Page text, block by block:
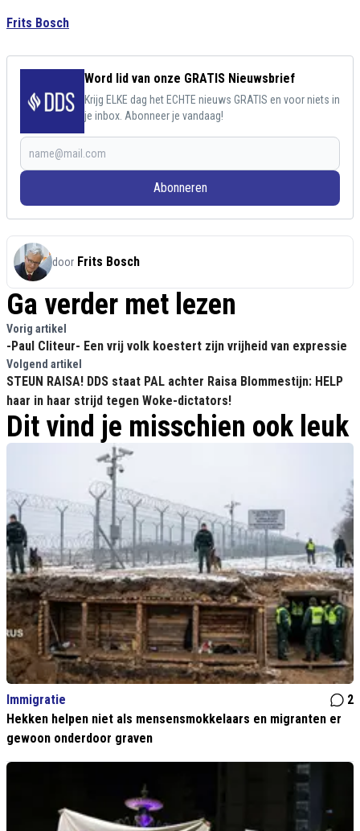
Frits Bosch
Word lid van onze GRATIS Nieuwsbrief
Krijg ELKE dag het ECHTE nieuws GRATIS en voor niets in
je inbox. Abonneer je vandaag!
Abonneren
door Frits Bosch
Ga verder met lezen
Vorig artikel
-Paul Cliteur- Een vrij volk koestert zijn vrijheid van expressie
Volgend artikel
STEUN RAISA! DDS staat PAL achter Raisa Blommestijn: HELP
haar in haar strijd tegen Woke-dictators!
Dit vind je misschien ook leuk
Immigratie
2
Hekken helpen niet als mensensmokkelaars en migranten er
gewoon onderdoor graven